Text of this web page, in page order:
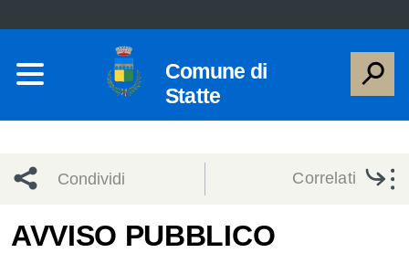
Comune di
Statte
Condividi
Condividi
Condividi
Correlati
AVVISO PUBBLICO